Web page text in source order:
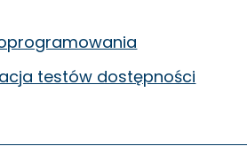
testów dostępności